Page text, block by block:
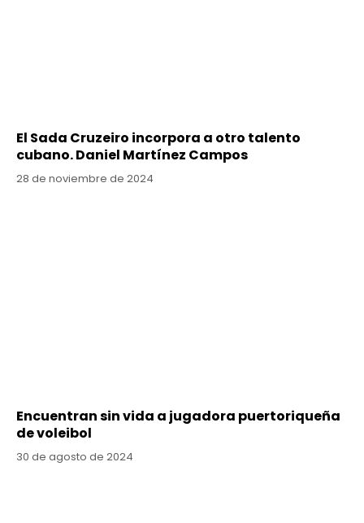
El Sada Cruzeiro incorpora a otro talento
cubano. Daniel Martínez Campos
28 de noviembre de 2024
Encuentran sin vida a jugadora puertoriqueña
de voleibol
30 de agosto de 2024